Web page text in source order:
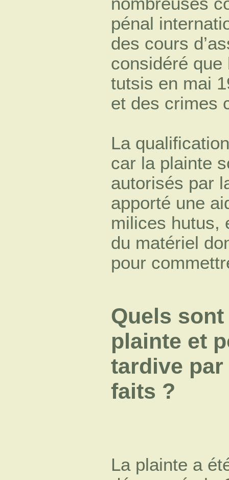
pénal
des cours
considéré
tutsis en mai
et des crimes
La
car la plainte
autorisés par
apporté une
milices hutus,
du matériel
pour
Quels
plainte et
tardive
faits ?
La plainte a